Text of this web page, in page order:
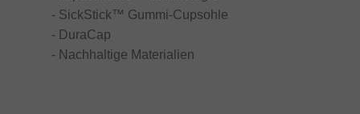
- SickStick™ Gummi-Cupsohle
- DuraCap
- Nachhaltige Materialien